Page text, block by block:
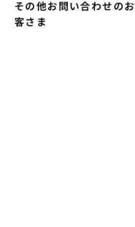
その他お問い合わせのお
客さま